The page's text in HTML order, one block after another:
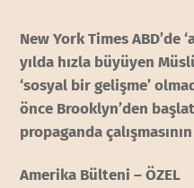
New York Times ABD’de
yılda hızla büyüyen
‘sosyal bir gelişme’
önce Brooklyn’den
propaganda
Amerika Bülteni – ÖZEL